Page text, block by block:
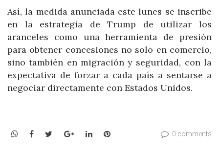
Así, la medida anunciada este lunes se inscribe
en la estrategia de Trump de utilizar los
aranceles como una herramienta de presión
para obtener concesiones no solo en comercio,
sino también en migración y seguridad, con la
expectativa de forzar a cada país a sentarse a
negociar directamente con Estados Unidos.
WhatsApp
Facebook
TwitterGoogle+LinkedInPinterest 0 comments